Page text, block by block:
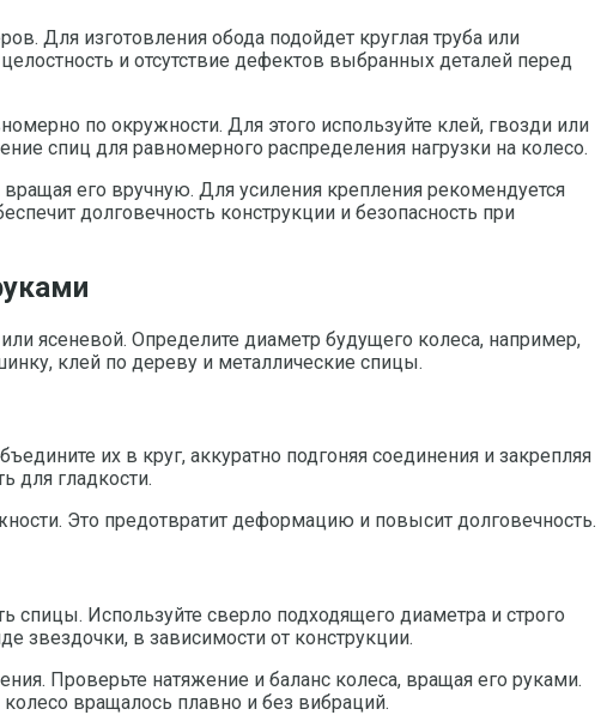
Для изготовления обода подойдет круглая труба или
и отсутствие дефектов выбранных деталей перед
по окружности. Для этого используйте клей, гвозди или
спиц для равномерного распределения нагрузки на колесо.
его вручную. Для усиления крепления рекомендуется
долговечность конструкции и безопасность при
ясеневой. Определите диаметр будущего колеса, например,
клей по дереву и металлические спицы.
их в круг, аккуратно подгоняя соединения и закрепляя
для гладкости.
Это предотвратит деформацию и повысит долговечность.
спицы. Используйте сверло подходящего диаметра и строго
звездочки, в зависимости от конструкции.
Проверьте натяжение и баланс колеса, вращая его руками.
вращалось плавно и без вибраций.